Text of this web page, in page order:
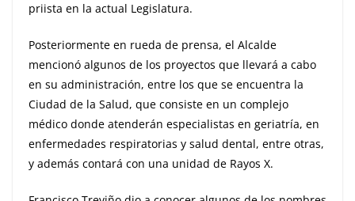
priista en la actual Legislatura.
Posteriormente en rueda de prensa, el Alcalde
mencionó algunos de los proyectos que llevará a cabo
en su administración, entre los que se encuentra la
Ciudad de la Salud, que consiste en un complejo
médico donde atenderán especialistas en geriatría, en
enfermedades respiratorias y salud dental, entre otras,
y además contará con una unidad de Rayos X.